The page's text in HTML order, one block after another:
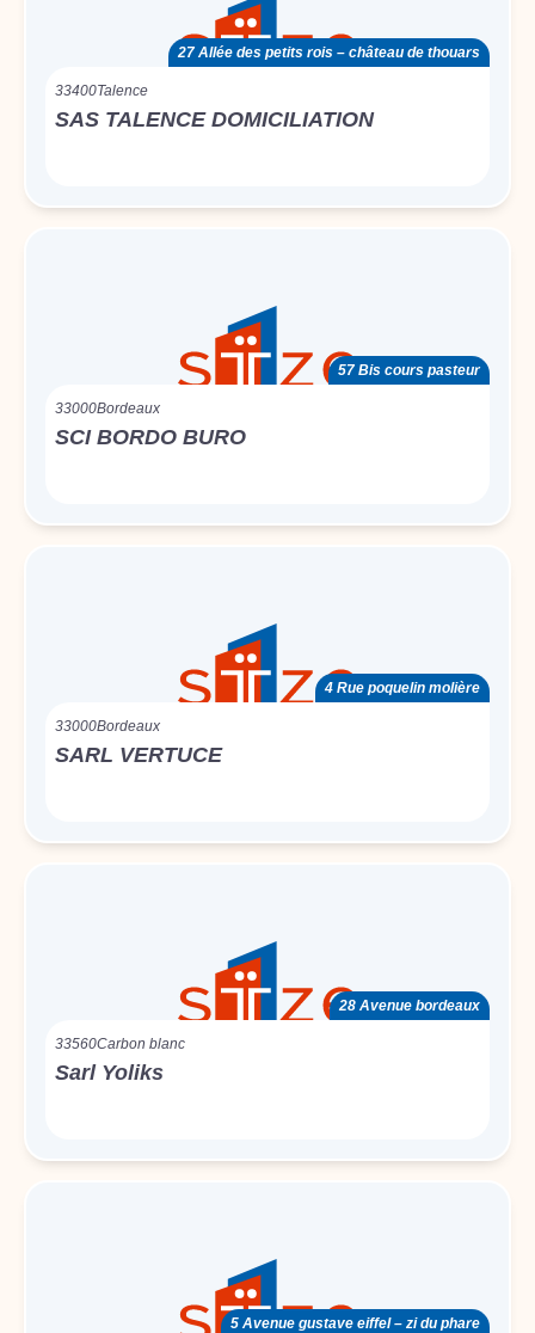
27 Allée des petits rois – château de thouars
33400Talence
SAS TALENCE DOMICILIATION
57 Bis cours pasteur
33000Bordeaux
SCI BORDO BURO
4 Rue poquelin molière
33000Bordeaux
SARL VERTUCE
28 Avenue bordeaux
33560Carbon blanc
Sarl Yoliks
5 Avenue gustave eiffel – zi du phare